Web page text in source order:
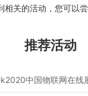
相关的活动，您可以
推荐活动
中国物联网在线